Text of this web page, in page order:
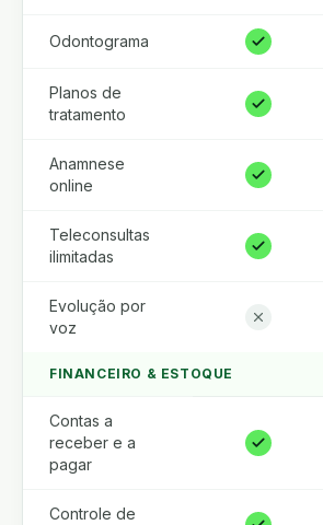
Odontograma
Planos de
tratamento
Anamnese
online
Teleconsultas
ilimitadas
Evolução por
voz
FINANCEIRO & ESTOQUE
Contas a
receber e a
pagar
Controle de